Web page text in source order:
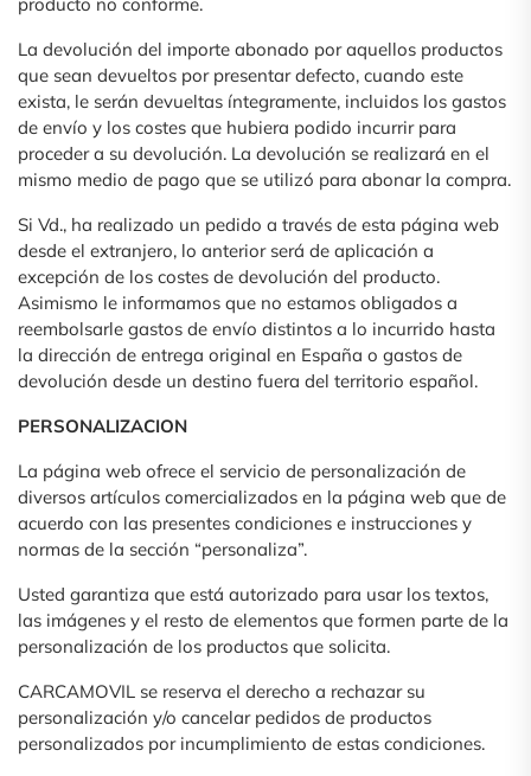
La devolución del importe abonado por aquellos productos
que sean devueltos por presentar defecto, cuando este
exista, le serán devueltas íntegramente, incluidos los gastos
de envío y los costes que hubiera podido incurrir para
proceder a su devolución. La devolución se realizará en el
mismo medio de pago que se utilizó para abonar la compra.
Si Vd., ha realizado un pedido a través de esta página web
desde el extranjero, lo anterior será de aplicación a
excepción de los costes de devolución del producto.
Asimismo le informamos que no estamos obligados a
reembolsarle gastos de envío distintos a lo incurrido hasta
la dirección de entrega original en España o gastos de
devolución desde un destino fuera del territorio español.
PERSONALIZACION
La página web ofrece el servicio de personalización de
diversos artículos comercializados en la página web que de
acuerdo con las presentes condiciones e instrucciones y
normas de la sección “personaliza”.
Usted garantiza que está autorizado para usar los textos,
las imágenes y el resto de elementos que formen parte de la
personalización de los productos que solicita.
CARCAMOVIL se reserva el derecho a rechazar su
personalización y/o cancelar pedidos de productos
personalizados por incumplimiento de estas condiciones.